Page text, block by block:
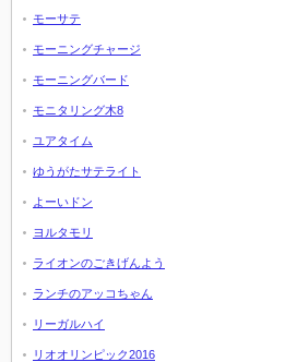
モーサテ
モーニングチャージ
モーニングバード
モニタリング木8
ユアタイム
ゆうがたサテライト
よーいドン
ヨルタモリ
ライオンのごきげんよう
ランチのアッコちゃん
リーガルハイ
リオオリンピック2016